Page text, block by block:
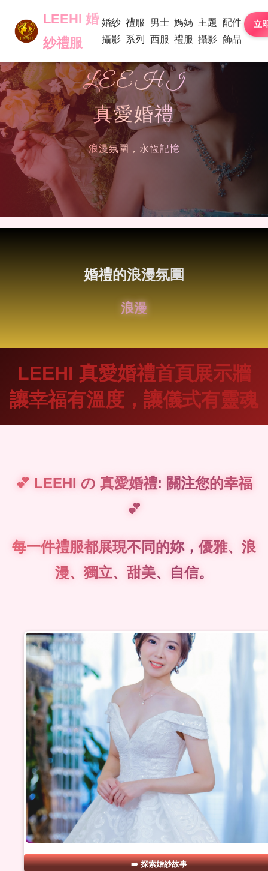
LEEHI 婚
紗禮服
婚紗
攝影
禮服
系列
男士
西服
媽媽
禮服
主題
攝影
配件
飾品
LEEHI
真愛婚禮
浪漫氛圍，永恆記憶
婚禮的浪漫氛圍
專屬妳們的故事，專屬妳們的愛
LEEHI 真愛婚禮首頁展示牆
讓幸福有溫度，讓儀式有靈魂
💕 LEEHI の 真愛婚禮: 關注您的幸福
💕
每一件禮服都展現不同的妳，優雅、浪
漫、獨立、甜美、自信。
#01
探索婚紗故事
LEEHI 婚
紗禮服
婚紗
攝影
禮服
系列
男士
西服
媽媽
禮服
主題
攝影
配件
飾品
立